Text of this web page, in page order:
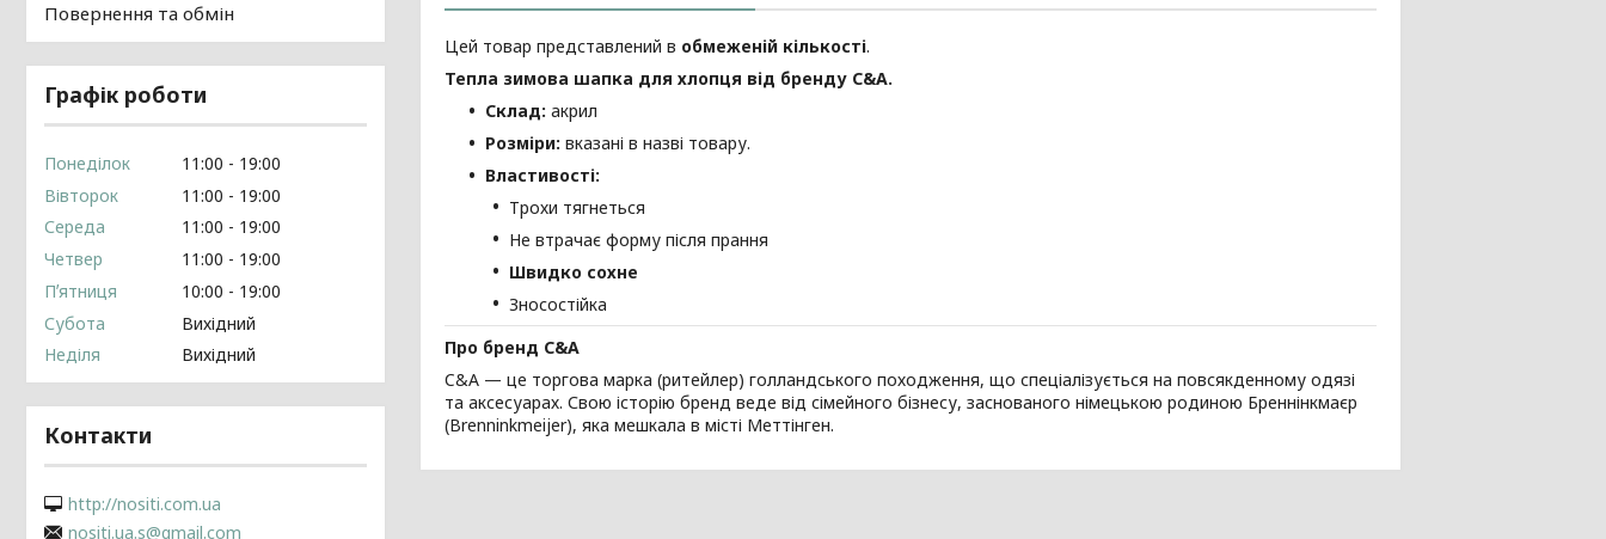
Цей товар представлений в обмеженій кількості.
Тепла зимова шапка для хлопця від бренду C&A.
Склад: акрил
Розміри: вказані в назві товару.
Властивості:
Трохи тягнеться
Не втрачає форму після прання
Швидко сохне
Зносостійка
Про бренд C&A
C&A — це торгова марка (ритейлер) голландського походження, що спеціалізується на повсякденному одязі
та аксесуарах. Свою історію бренд веде від сімейного бізнесу, заснованого німецькою родиною Бреннінкмаєр
(Brenninkmeijer), яка мешкала в місті Меттінген.
Повернення та обмін
Графік роботи
Понеділок 11:00
19:00
Вівторок
11:00
19:00
Середа
11:00
19:00
Четвер
11:00
19:00
Пʼятниця
10:00
19:00
Субота
Вихідний
Неділя
Вихідний
Контакти
http://nositi.com.ua
nositi.ua.s@gmail.com